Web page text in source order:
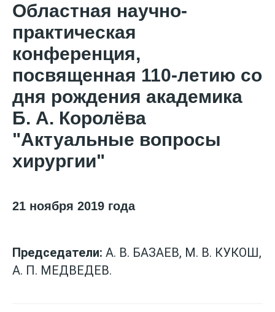
Областная научно-
практическая
конференция,
посвященная 110-летию со
дня рождения академика
Б. А. Королёва
"Актуальные вопросы
хирургии"
21 ноября 2019 года
Председатели: А. В. БАЗАЕВ, М. В. КУКОШ,
А. П. МЕДВЕДЕВ.